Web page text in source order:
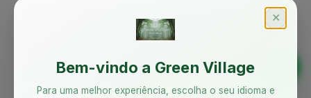
✕
Bem-vindo a Green Village
Para uma melhor experiência, escolha o seu idioma e